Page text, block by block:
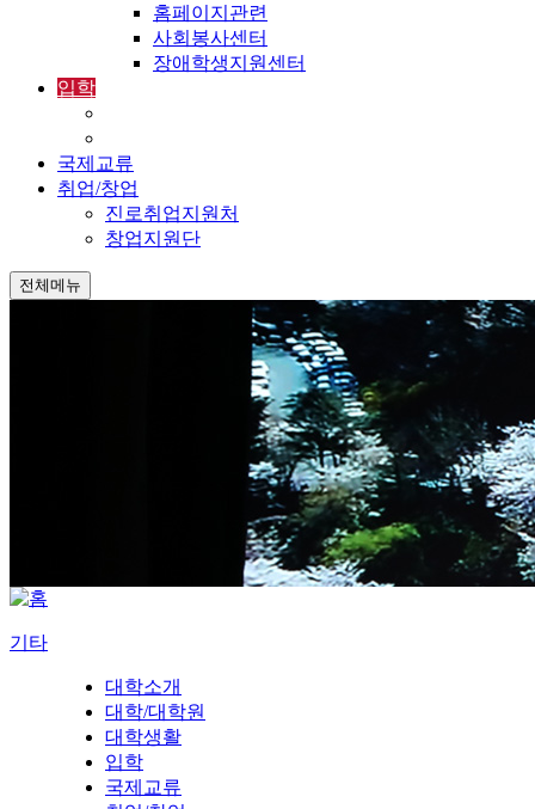
홈페이지관련
사회봉사센터
장애학생지원센터
입학
국제교류
취업/창업
진로취업지원처
창업지원단
전체메뉴
기타
대학소개
대학/대학원
대학생활
입학
국제교류